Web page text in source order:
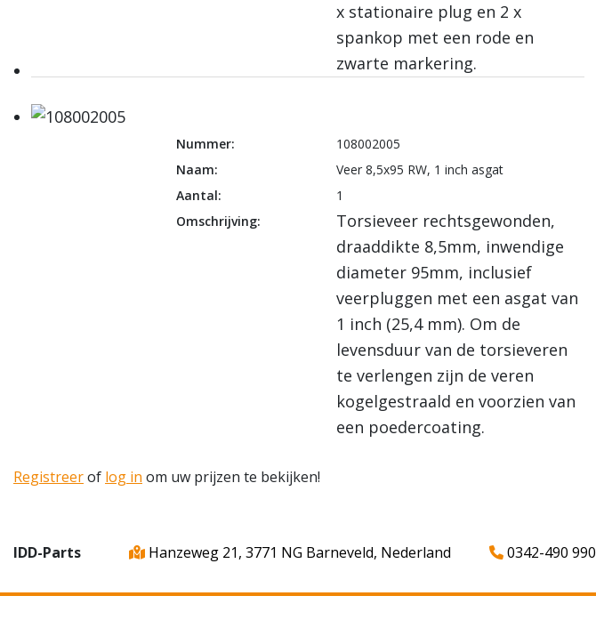
x stationaire plug en 2 x
spankop met een rode en
zwarte markering.
Nummer:
108002005
Naam:
Veer 8,5x95 RW, 1 inch asgat
Aantal:
1
Omschrijving:
Torsieveer rechtsgewonden,
draaddikte 8,5mm, inwendige
diameter 95mm, inclusief
veerpluggen met een asgat van
1 inch (25,4 mm). Om de
levensduur van de torsieveren
te verlengen zijn de veren
kogelgestraald en voorzien van
een poedercoating.
Registreerof log in om uw prijzen te bekijken!
IDD-Parts Hanzeweg 21, 3771 NG Barneveld, Nederland 0342-490 990